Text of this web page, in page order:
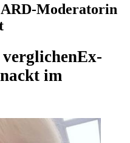
Moderatorin
Ex-
im